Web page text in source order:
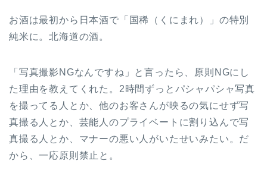
お酒は最初から日本酒で「国稀（くにまれ）」の特別
純米に。北海道の酒。
「写真撮影NGなんですね」と言ったら、原則NGにし
た理由を教えてくれた。2時間ずっとパシャパシャ写真
を撮ってる人とか、他のお客さんが映るの気にせず写
真撮る人とか、芸能人のプライベートに割り込んで写
真撮る人とか、マナーの悪い人がいたせいみたい。だ
から、一応原則禁止と。